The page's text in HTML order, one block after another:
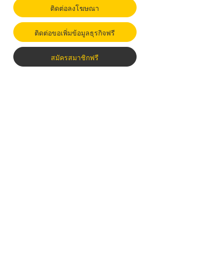
ติดต่อลงโฆษณา
ติดต่อขอเพิ่มข้อมูลธุรกิจฟรี
สมัครสมาชิกฟรี